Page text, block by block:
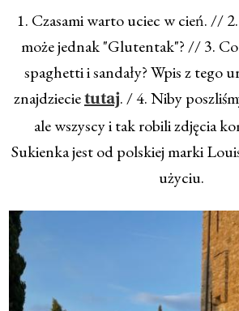
1. Czasami warto uciec w cień. //
może jednak "Glutentak"? // 3.
spaghetti i sandały? Wpis z tego
znajdziecie tutaj. / 4. Niby
ale wszyscy i tak robili zdjęcia
Sukienka jest od polskiej marki
użyciu.